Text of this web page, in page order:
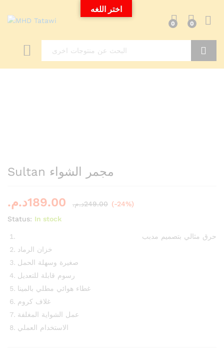
0 0
Sultan مجمر الشواء
189.00د.م. 249.00د.م.
(-24%)
Status: In stock
حرق مثالي بتصميم مدبب
خزان الرماد
صغيرة وسهلة الحمل
رسوم قابلة للتعديل
غطاء هوائي مطلي بالمينا
غلاف كروم
عمل الشواية المغلفة
الاستخدام العملي
اختر اللغه